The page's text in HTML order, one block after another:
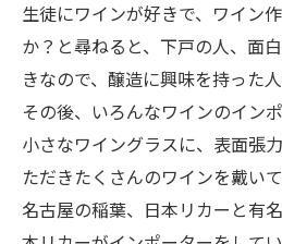
生徒にワインが好きで、ワイン
か？と尋ねると、下戸の人、面
きなので、醸造に興味を持った
その後、いろんなワインのイン
小さなワイングラスに、表面張
ただきたくさんのワインを戴い
名古屋の稲葉、日本リカーと有